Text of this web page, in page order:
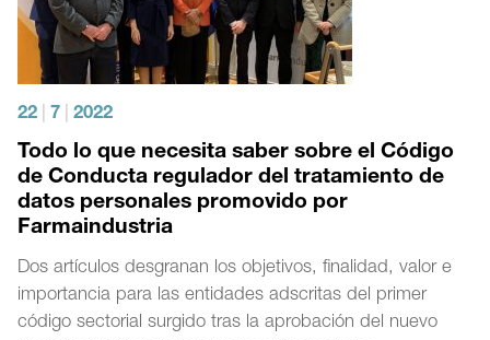
22 7 2022
Todo lo que necesita saber sobre el Código
de Conducta regulador del tratamiento de
datos personales promovido por
Farmaindustria
Dos artículos desgranan los objetivos, finalidad, valor e
importancia para las entidades adscritas del primer
código sectorial surgido tras la aprobación del nuevo